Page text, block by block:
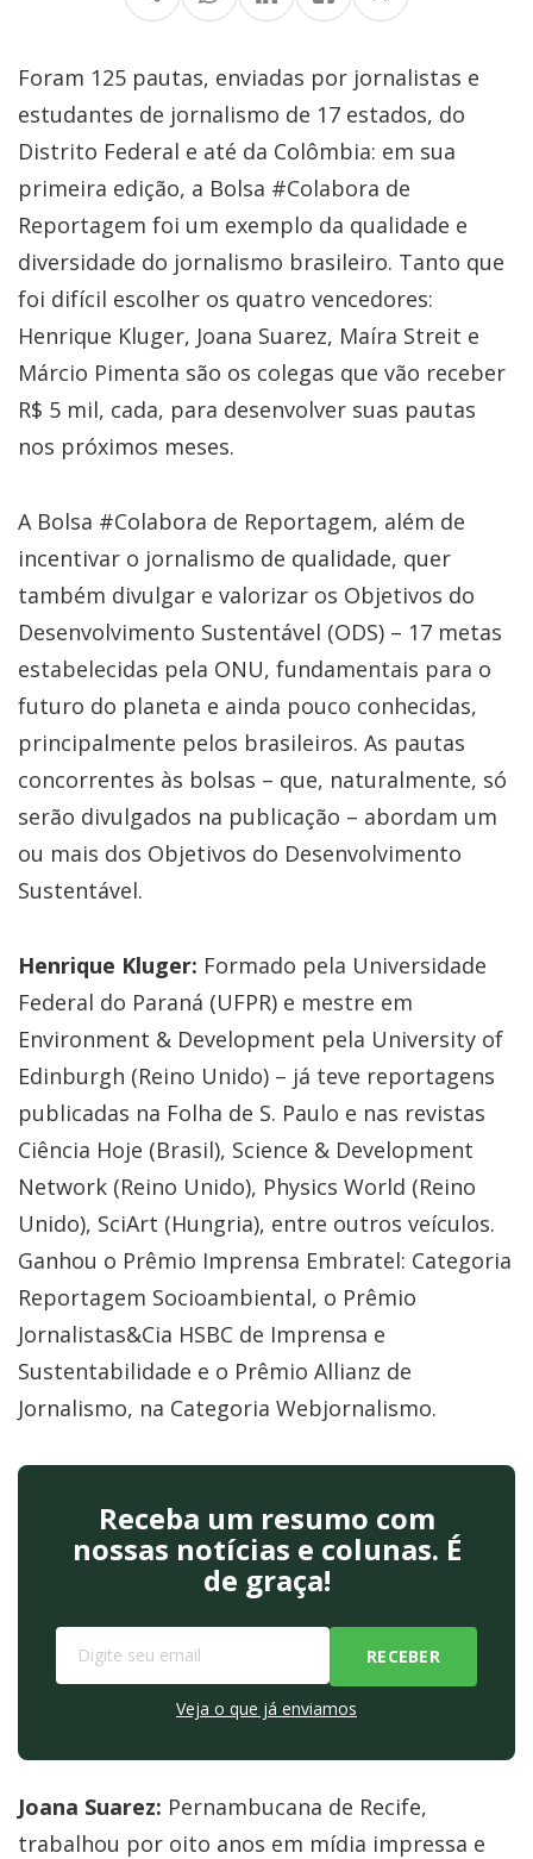
Foram 125 pautas, enviadas por jornalistas e
estudantes de jornalismo de 17 estados, do
Distrito Federal e até da Colômbia: em sua
primeira edição, a Bolsa #Colabora de
Reportagem foi um exemplo da qualidade e
diversidade do jornalismo brasileiro. Tanto que
foi difícil escolher os quatro vencedores:
Henrique Kluger, Joana Suarez, Maíra Streit e
Márcio Pimenta são os colegas que vão receber
R$ 5 mil, cada, para desenvolver suas pautas
nos próximos meses.
A Bolsa #Colabora de Reportagem, além de
incentivar o jornalismo de qualidade, quer
também divulgar e valorizar os Objetivos do
Desenvolvimento Sustentável (ODS) – 17 metas
estabelecidas pela ONU, fundamentais para o
futuro do planeta e ainda pouco conhecidas,
principalmente pelos brasileiros. As pautas
concorrentes às bolsas – que, naturalmente, só
serão divulgados na publicação – abordam um
ou mais dos Objetivos do Desenvolvimento
Sustentável.
Henrique Kluger: Formado pela Universidade
Federal do Paraná (UFPR) e mestre em
Environment & Development pela University of
Edinburgh (Reino Unido) – já teve reportagens
publicadas na Folha de S. Paulo e nas revistas
Ciência Hoje (Brasil), Science & Development
Network (Reino Unido), Physics World (Reino
Unido), SciArt (Hungria), entre outros veículos.
Ganhou o Prêmio Imprensa Embratel: Categoria
Reportagem Socioambiental, o Prêmio
Jornalistas&Cia HSBC de Imprensa e
Sustentabilidade e o Prêmio Allianz de
Jornalismo, na Categoria Webjornalismo.
Receba um resumo com
nossas notícias e colunas. É
de graça!
Veja o que já enviamos
Joana Suarez: Pernambucana de Recife,
trabalhou por oito anos em mídia impressa e